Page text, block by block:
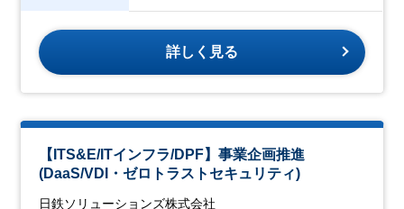
詳しく見る
【ITS&E/ITインフラ/DPF】事業企画推進
(DaaS/VDI・ゼロトラストセキュリティ)
日鉄ソリューションズ株式会社